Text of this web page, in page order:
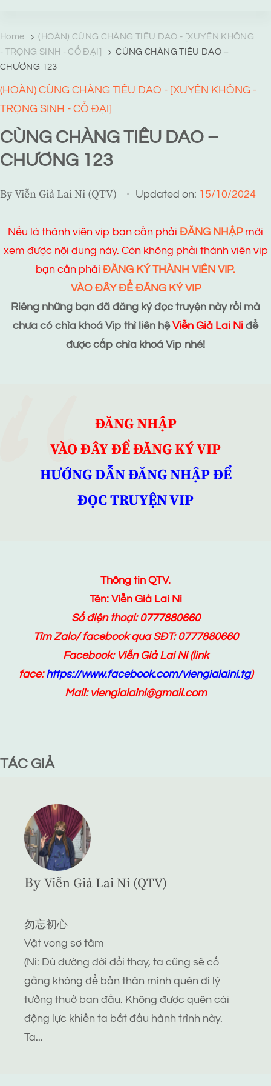
Home
(HOÀN) CÙNG CHÀNG TIÊU DAO - [XUYÊN KHÔNG
- TRỌNG SINH - CỔ ĐẠI]
CÙNG CHÀNG TIÊU DAO –
CHƯƠNG 123
(HOÀN) CÙNG CHÀNG TIÊU DAO - [XUYÊN KHÔNG -
TRỌNG SINH - CỔ ĐẠI]
CÙNG CHÀNG TIÊU DAO –
CHƯƠNG 123
ByViễn Giả Lai Ni (QTV) Updated on: 15/10/2024
Nếu là thành viên vip bạn cần phải ĐĂNG NHẬPmới
xem được nội dung này. Còn không phải thành viên vip
bạn cần phải ĐĂNG KÝ THÀNH VIÊN VIP.
VÀO ĐÂY ĐỂ ĐĂNG KÝ VIP
Riêng những bạn đã đăng ký đọc truyện này rồi mà
chưa có chìa khoá Vip thì liên hệViễn Giả Lai Ni để
được cấp chìa khoá Vip nhé!
ĐĂNG NHẬP
VÀO ĐÂY ĐỂ ĐĂNG KÝ VIP
HƯỚNG DẪN ĐĂNG NHẬP ĐỂ
ĐỌC TRUYỆN VIP
Thông tin QTV.
Tên: Viễn Giả Lai Ni
Số điện thoại: 0777880660
Tìm Zalo/ facebook qua SĐT: 0777880660
Facebook: Viễn Giả Lai Ni(link
face:https://www.facebook.com/viengialaini.tg)
Mail: viengialaini@gmail.com
TÁC GIẢ
By Viễn Giả Lai Ni (QTV)
勿忘初心
Vật vong sơ tâm
(Ni: Dù đường đời đổi thay, ta cũng sẽ cố
gắng không để bản thân mình quên đi lý
tưởng thuở ban đầu. Không được quên cái
động lực khiến ta bắt đầu hành trình này.
Ta...